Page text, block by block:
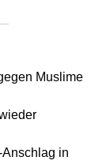
Muslime
in